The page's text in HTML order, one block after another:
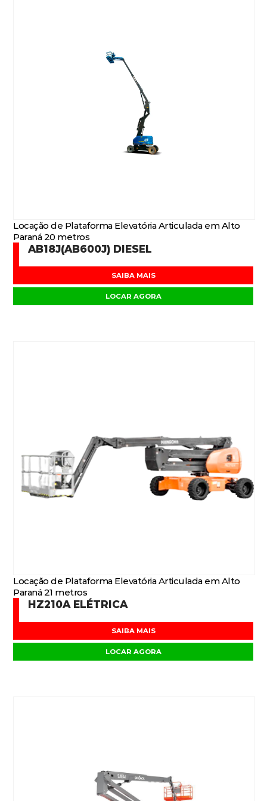
Locação de Plataforma Elevatória Articulada em Alto
Paraná 20 metros
AB18J(AB600J) DIESEL
SAIBA MAIS
LOCAR AGORA
Locação de Plataforma Elevatória Articulada em Alto
Paraná 21 metros
HZ210A ELÉTRICA
SAIBA MAIS
LOCAR AGORA